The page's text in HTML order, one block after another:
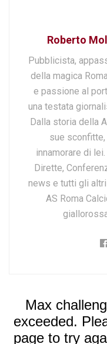
Roberto
Pubblicista,
della magica
e passione al
una testata
Dalla storia della
sue
innamorare di
Dirette,
news e tutti gli
AS Roma